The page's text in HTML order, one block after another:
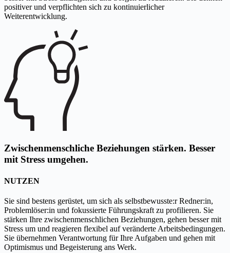
positiver und verpflichten sich zu kontinuierlicher
Weiterentwicklung.
Zwischenmenschliche Beziehungen stärken. Besser
mit Stress umgehen.
NUTZEN
Sie sind bestens gerüstet, um sich als selbstbewusste:r Redner:in,
Problemlöser:in und fokussierte Führungskraft zu profilieren. Sie
stärken Ihre zwischenmenschlichen Beziehungen, gehen besser mit
Stress um und reagieren flexibel auf veränderte Arbeitsbedingungen.
Sie übernehmen Verantwortung für Ihre Aufgaben und gehen mit
Optimismus und Begeisterung ans Werk.